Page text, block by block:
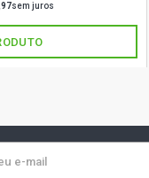
sem juros